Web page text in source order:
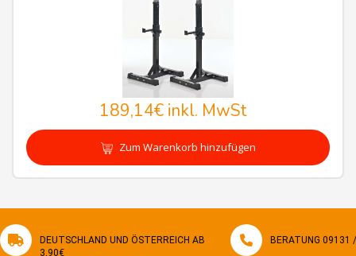
189,14€inkl. MwSt
Zum Warenkorb hinzufügen
DEUTSCHLAND UND ÖSTERREICH AB
3,90€
BERATUNG 09131